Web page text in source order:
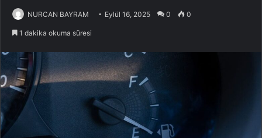
NURCAN BAYRAM Eylül 16, 2025 0 0
1 dakika okuma süresi